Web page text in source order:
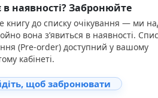
Історія Наука Політологія
Батьківство та виховання
Книги про Україну
Біографічні твори
Біблії
Духовна література
Кулінарія
наявності? Забронюйте
книгу до списку очікування — ми
вона з’явиться в наявності.
(Pre-order) доступний у вашому
кабінеті.
щоб забронювати